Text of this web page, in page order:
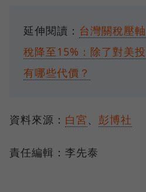
延伸閱讀： 台灣關稅壓
稅降至15%：除了對美
有哪些代價？
資料來源： 白宮、 彭博社
責任編輯：李先泰